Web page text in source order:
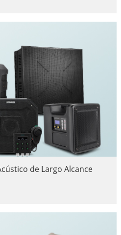
de Largo Alcance